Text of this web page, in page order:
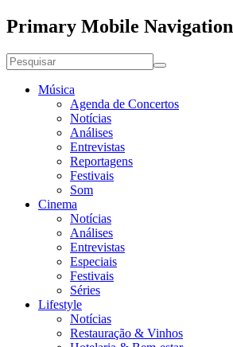
Primary Mobile Navigation
Música
Agenda de Concertos
Notícias
Análises
Entrevistas
Reportagens
Festivais
Som
Cinema
Notícias
Análises
Entrevistas
Especiais
Festivais
Séries
Lifestyle
Notícias
Restauração & Vinhos